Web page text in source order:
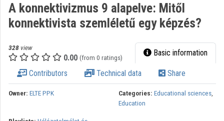
Contributors
A konnektivizmus 9 alapelve: Mitől
konnektivista szemléletű egy képzés?
328 view
0.00 (from 0 ratings) Basic information
Contributors Technical data Share
Owner: ELTE PPK Categories: Educational sciences,
Education